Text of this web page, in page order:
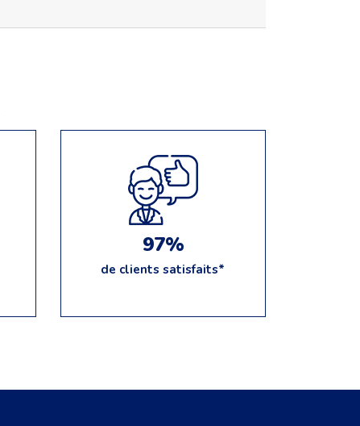
97%
de clients satisfaits*